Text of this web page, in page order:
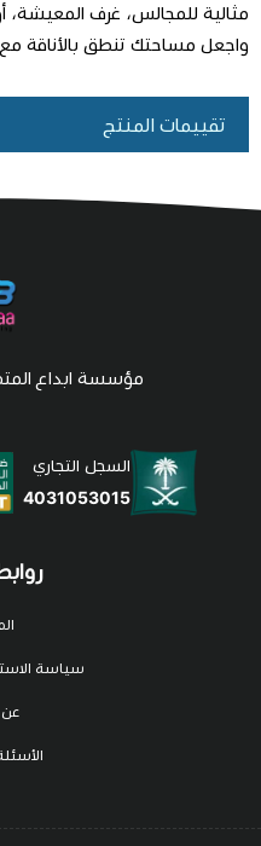
مثالية للمجالس، غرف المعيشة،
واجعل مساحتك تنطق بالأناقة مع
تقييمات المنتج
سياسة
عن
مؤسسة ابداع
السجل التجاري
4031053015